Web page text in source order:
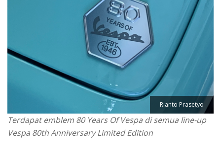
Rianto Prasetyo
Terdapat emblem 80 Years Of Vespa di semua line-up
Vespa 80th Anniversary Limited Edition